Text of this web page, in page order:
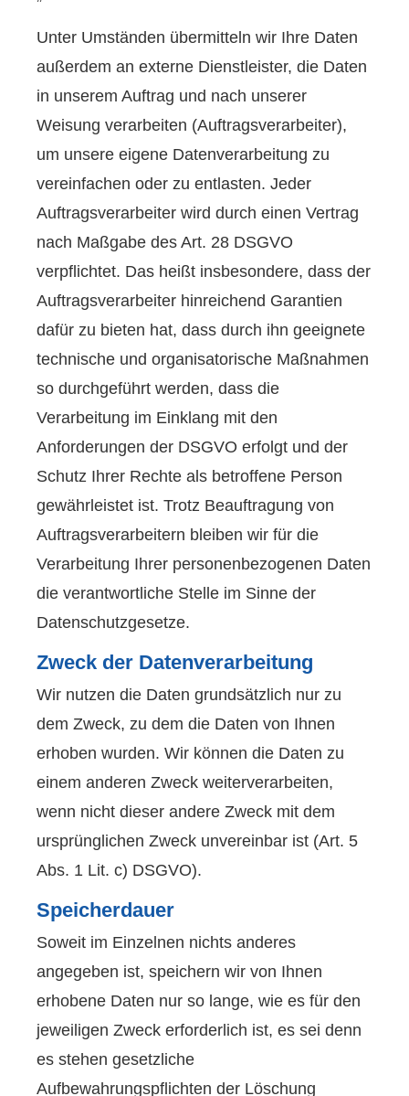
Unter Umständen übermitteln wir Ihre Daten
außerdem an externe Dienstleister, die Daten
in unserem Auftrag und nach unserer
Weisung verarbeiten (Auftragsverarbeiter),
um unsere eigene Datenverarbeitung zu
vereinfachen oder zu entlasten. Jeder
Auftragsverarbeiter wird durch einen Vertrag
nach Maßgabe des Art. 28 DSGVO
verpflichtet. Das heißt insbesondere, dass der
Auftragsverarbeiter hinreichend Garantien
dafür zu bieten hat, dass durch ihn geeignete
technische und organisatorische Maßnahmen
so durchgeführt werden, dass die
Verarbeitung im Einklang mit den
Anforderungen der DSGVO erfolgt und der
Schutz Ihrer Rechte als betroffene Person
gewährleistet ist. Trotz Beauftragung von
Auftragsverarbeitern bleiben wir für die
Verarbeitung Ihrer personenbezogenen Daten
die verantwortliche Stelle im Sinne der
Datenschutzgesetze.
Zweck der Datenverarbeitung
Wir nutzen die Daten grundsätzlich nur zu
dem Zweck, zu dem die Daten von Ihnen
erhoben wurden. Wir können die Daten zu
einem anderen Zweck weiterverarbeiten,
wenn nicht dieser andere Zweck mit dem
ursprünglichen Zweck unvereinbar ist (Art. 5
Abs. 1 Lit. c) DSGVO).
Speicherdauer
Soweit im Einzelnen nichts anderes
angegeben ist, speichern wir von Ihnen
erhobene Daten nur so lange, wie es für den
jeweiligen Zweck erforderlich ist, es sei denn
es stehen gesetzliche
Aufbewahrungspflichten der Löschung